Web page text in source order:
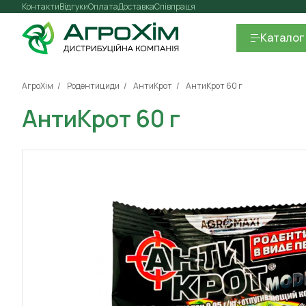
Контакти Оплата
Відгуки ДоставкаСпівпраця
Каталог
АгроХім Родентициди АнтиКрот АнтиКрот 60 г
АнтиКрот 60 г